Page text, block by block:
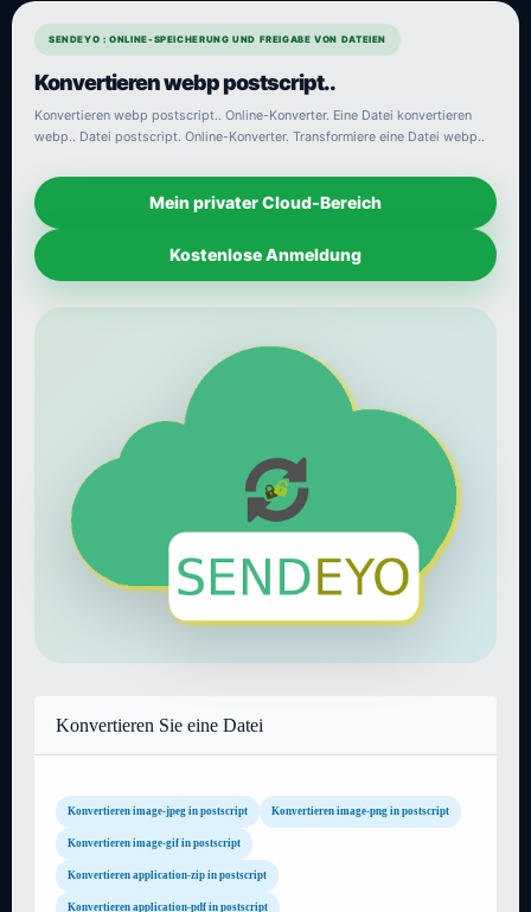
SENDEYO : ONLINE-SPEICHERUNG UND FREIGABE VON DATEIEN
Konvertieren webp postscript..
Konvertieren webp postscript.. Online-Konverter. Eine Datei konvertieren
webp.. Datei postscript. Online-Konverter. Transformiere eine Datei webp..
Mein privater Cloud-Bereich
Kostenlose Anmeldung
Konvertieren Sie eine Datei
Konvertieren image-jpeg in postscript Konvertieren image-png in postscript
Konvertieren image-gif in postscript
Konvertieren application-zip in postscript
Konvertieren application-pdf in postscript